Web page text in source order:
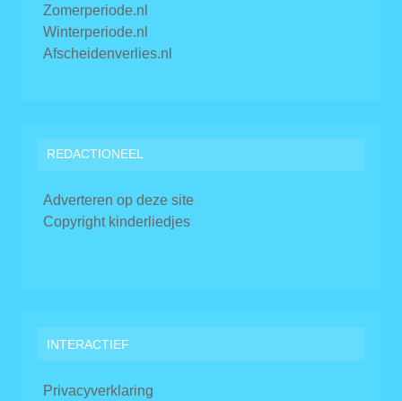
Zomerperiode.nl
Winterperiode.nl
Afscheidenverlies.nl
REDACTIONEEL
Adverteren op deze site
Copyright kinderliedjes
INTERACTIEF
Privacyverklaring